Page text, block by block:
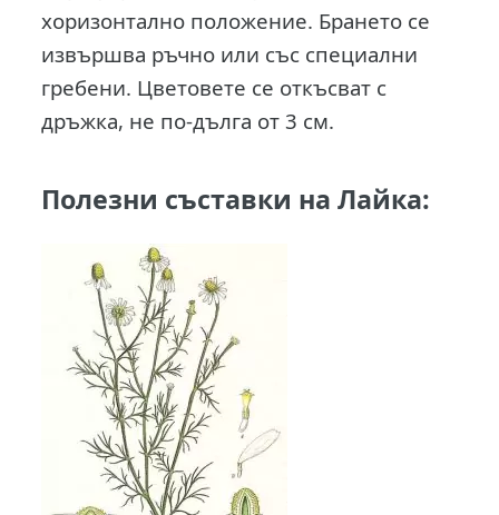
хоризонтално положение. Брането се
извършва ръчно или със специални
гребени. Цветовете се откъсват с
дръжка, не по-дълга от 3 см.
Полезни съставки на Лайка: